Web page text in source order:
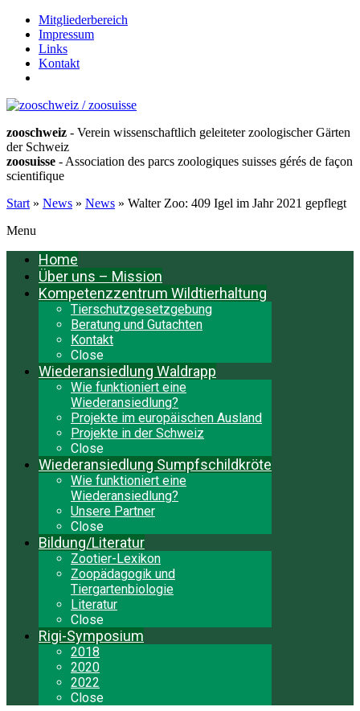
Mitgliederbereich
Impressum
Links
Kontakt
zooschweiz - Verein wissenschaftlich geleiteter zoologischer Gärten
der Schweiz
zoosuisse - Association des parcs zoologiques suisses gérés de façon
scientifique
Start » News » News » Walter Zoo: 409 Igel im Jahr 2021 gepflegt
Menu
Home
Über uns – Mission
Kompetenzzentrum Wildtierhaltung
Tierschutzgesetzgebung
Beratung und Gutachten
Kontakt
Close
Wiederansiedlung Waldrapp
Wie funktioniert eine
Wiederansiedlung?
Projekte im europäischen Ausland
Projekte in der Schweiz
Close
Wiederansiedlung Sumpfschildkröte
Wie funktioniert eine
Wiederansiedlung?
Unsere Partner
Close
Bildung/Literatur
Zootier-Lexikon
Zoopädagogik und
Tiergartenbiologie
Literatur
Close
Rigi-Symposium
2018
2020
2022
Close